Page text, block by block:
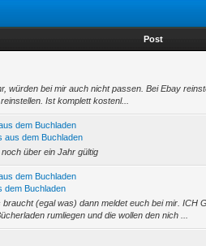
Post
würden bei mir auch nicht passen. Bei Ebay
Ist komplett kostenl...
dem Buchladen
aus dem Buchladen
über ein Jahr gültig
dem Buchladen
dem Buchladen
(egal was) dann meldet euch bei mir. ICH
rumliegen und die wollen den nich ...